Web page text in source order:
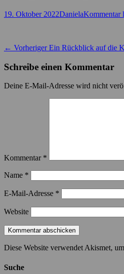
Veröffentlicht
19. Oktober 2022Autor
DanielaKommentar
Beitragsnavigation
← Vorheriger Vorheriger
Ein Rückblick auf die
Schreibe einen Kommentar
Deine E-Mail-Adresse wird nicht
Kommentar *
Name *
E-Mail-Adresse *
Website
Diese Website verwendet Akismet,
Suche